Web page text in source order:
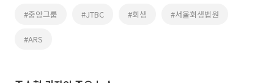
#중앙그룹 #JTBC #회생 #서울회생법원
#ARS